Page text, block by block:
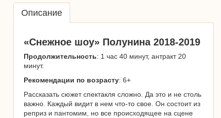
Описание
«Снежное шоу» Полунина 2018-2019
Продолжительность: 1 час 40 минут, антракт 20
минут.
Рекомендации по возрасту: 6+
Рассказать сюжет спектакля сложно. Да это и не столь
важно. Каждый видит в нем что-то свое. Он состоит из
реприз и пантомим, но все происходящее на сцене